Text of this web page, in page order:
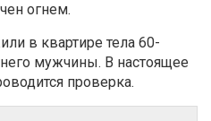
огнем.
в квартире тела 60-
мужчины. В настоящее
проверка.